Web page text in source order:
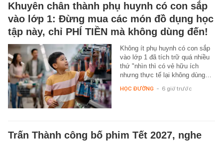
Khuyên chân thành phụ huynh có con sắp
vào lớp 1: Đừng mua các món đồ dụng học
tập này, chỉ PHÍ TIỀN mà không dùng đến!
Không ít phụ huynh có con sắp
vào lớp 1 đã tích trữ quá nhiều
thứ "nhìn thì có vẻ hữu ích
nhưng thực tế lại không dùng…
HỌC ĐƯỜNG - 6 giờ trước
Trấn Thành công bố phim Tết 2027, nghe